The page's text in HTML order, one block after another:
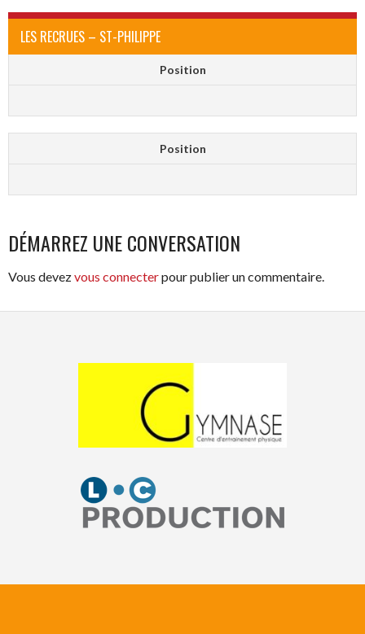
LES RECRUES – ST-PHILIPPE
Position
Position
DÉMARREZ UNE CONVERSATION
Vous devezvous connecterpour publier un commentaire.